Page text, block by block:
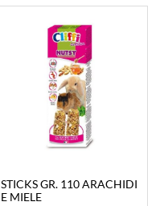
STICKS GR. 110 ARACHIDI
E MIELE